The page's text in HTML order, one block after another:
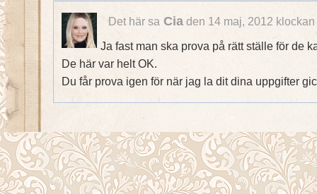
Det här saCiaden 14 maj, 2012 klockan
Ja fast man ska prova på rätt ställe för de
De här var helt OK.
Du får prova igen för när jag la dit dina uppgifter